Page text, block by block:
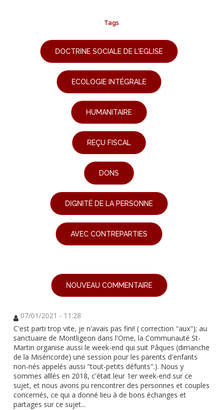
Tags
DOCTRINE SOCIALE DE L'EGLISE
ECOLOGIE INTÉGRALE
HUMANITAIRE
REÇU FISCAL
DONS
DIGNITÉ DE LA PERSONNE
AVEC CONTREPARTIES
NOUVEAU COMMENTAIRE
07/01/2021 - 11:28
C'est parti trop vite, je n'avais pas fini! ( correction "aux"); au
sanctuaire de Montligeon dans l'Orne, la Communauté St-
Martin organise aussi le week-end qui suit Pâques (dimanche
de la Miséricorde) une session pour les parents d'enfants
non-nés appelés aussi "tout-petits défunts".). Nous y
sommes alllés en 2018, c'était leur 1er week-end sur ce
sujet, et nous avons pu rencontrer des personnes et couples
concernés, ce qui a donné lieu à de bons échanges et
partages sur ce sujet...